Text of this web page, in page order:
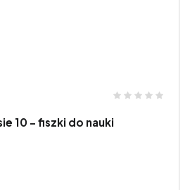
zakresie 10 - fiszki do nauki